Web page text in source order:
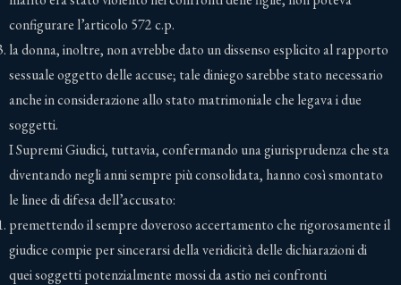
configurare l’articolo 572 c.p.
la donna, inoltre, non avrebbe dato un dissenso esplicito al rapporto
sessuale oggetto delle accuse; tale diniego sarebbe stato necessario
anche in considerazione allo stato matrimoniale che legava i due
soggetti.
I Supremi Giudici, tuttavia, confermando una giurisprudenza che sta
diventando negli anni sempre più consolidata, hanno così smontato
le linee di difesa dell’accusato:
premettendo il sempre doveroso accertamento che rigorosamente il
giudice compie per sincerarsi della veridicità delle dichiarazioni di
quei soggetti potenzialmente mossi da astio nei confronti